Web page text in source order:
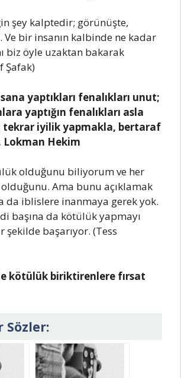
şey kalptedir; görünüşte,
Ve bir insanın kalbinde ne kadar
biz öyle uzaktan bakarak
Şafak)
yaptıkları fenalıkları unut;
yaptığın fenalıkları asla
tekrar iyilik yapmakla, bertaraf
Lokman Hekim
olduğunu biliyorum ve her
Ama bunu açıklamak
da iblislere inanmaya gerek yok.
başına da kötülük yapmayı
başarıyor. (Tess
kötülük biriktirenlere fırsat
Sözler: